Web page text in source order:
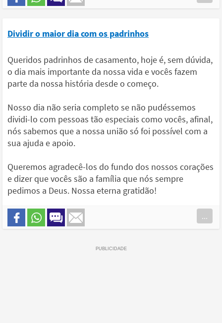
Dividir o maior dia com os padrinhos
Queridos padrinhos de casamento, hoje é, sem dúvida,
o dia mais importante da nossa vida e vocês fazem
parte da nossa história desde o começo.
Nosso dia não seria completo se não pudéssemos
dividi-lo com pessoas tão especiais como vocês, afinal,
nós sabemos que a nossa união só foi possível com a
sua ajuda e apoio.
Queremos agradecê-los do fundo dos nossos corações
e dizer que vocês são a família que nós sempre
pedimos a Deus. Nossa eterna gratidão!
...